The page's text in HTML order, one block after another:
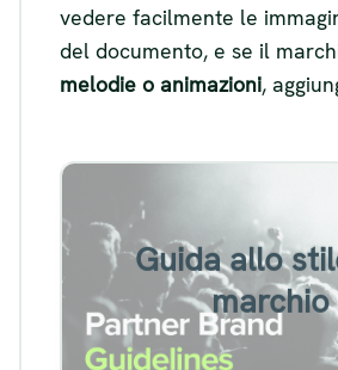
vedere facilmente le
del documento, e se il
melodie o animazioni,
Guida allo
marchio
Esempio di guida allo
marchio
Visualizza